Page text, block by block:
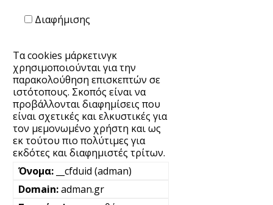
Διαφήμισης
Τα cookies μάρκετινγκ
χρησιμοποιούνται για την
παρακολούθηση επισκεπτών σε
ιστότοπους. Σκοπός είναι να
προβάλλονται διαφημίσεις που
είναι σχετικές και ελκυστικές για
τον μεμονωμένο χρήστη και ως
εκ τούτου πιο πολύτιμες για
εκδότες και διαφημιστές τρίτων.
__cfduid (adman)
adman.gr